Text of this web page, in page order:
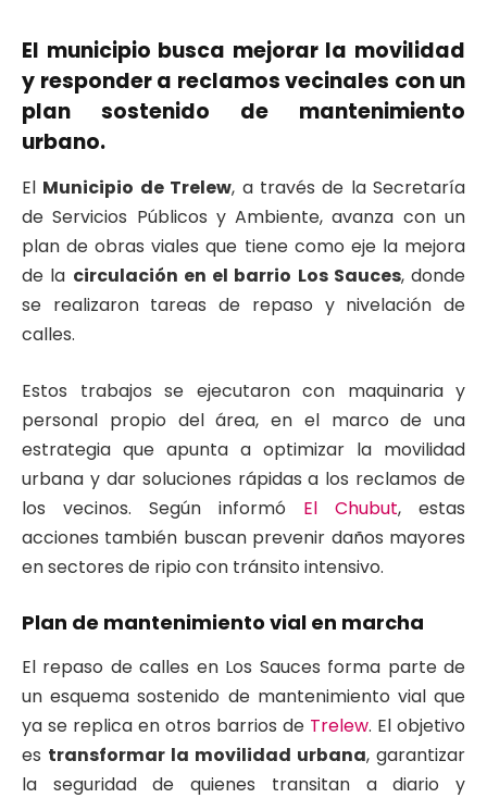
El municipio busca mejorar la movilidad
y responder a reclamos vecinales con un
plan sostenido de mantenimiento
urbano.
El Municipio de Trelew, a través de la Secretaría
de Servicios Públicos y Ambiente, avanza con un
plan de obras viales que tiene como eje la mejora
de la circulación en el barrio Los Sauces, donde
se realizaron tareas de repaso y nivelación de
calles.
Estos trabajos se ejecutaron con maquinaria y
personal propio del área, en el marco de una
estrategia que apunta a optimizar la movilidad
urbana y dar soluciones rápidas a los reclamos de
los vecinos. Según informó El Chubut, estas
acciones también buscan prevenir daños mayores
en sectores de ripio con tránsito intensivo.
Plan de mantenimiento vial en marcha
El repaso de calles en Los Sauces forma parte de
un esquema sostenido de mantenimiento vial que
ya se replica en otros barrios de Trelew. El objetivo
es transformar la movilidad urbana, garantizar
la seguridad de quienes transitan a diario y